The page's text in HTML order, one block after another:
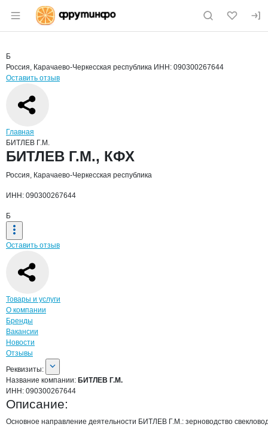
Раздел навигации по сайту fruitinfo.ru
Страница компанииБИТЛЕВ
Страница компании
Краткая информация о компании
Б
Россия, Карачаево-Черкесская республика ИНН: 090300267644
Оставить отзыв
Навигация по сайту
Главная
БИТЛЕВ Г.М.
Основная информация о компании
БИТЛЕВ Г.М., КФХ
Россия, Карачаево-Черкесская республика
ИНН: 090300267644
Б
Оставить отзыв
Навигация по странице
Товары и услуги
О компании
Бренды
Вакансии
Новости
Отзывы
О компании
Реквизиты
Реквизиты:
Название компании: БИТЛЕВ Г.М.
ИНН: 090300267644
Описание:
Основное направление деятельности БИТЛЕВ Г.М.: зерноводство